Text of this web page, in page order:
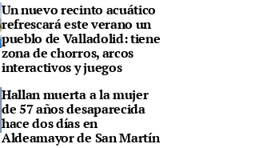
Un nuevo recinto acuático
refrescará este verano un
pueblo de Valladolid: tiene
zona de chorros, arcos
interactivos y juegos
Hallan muerta a la mujer
de 57 años desaparecida
hace dos días en
Aldeamayor de San Martín